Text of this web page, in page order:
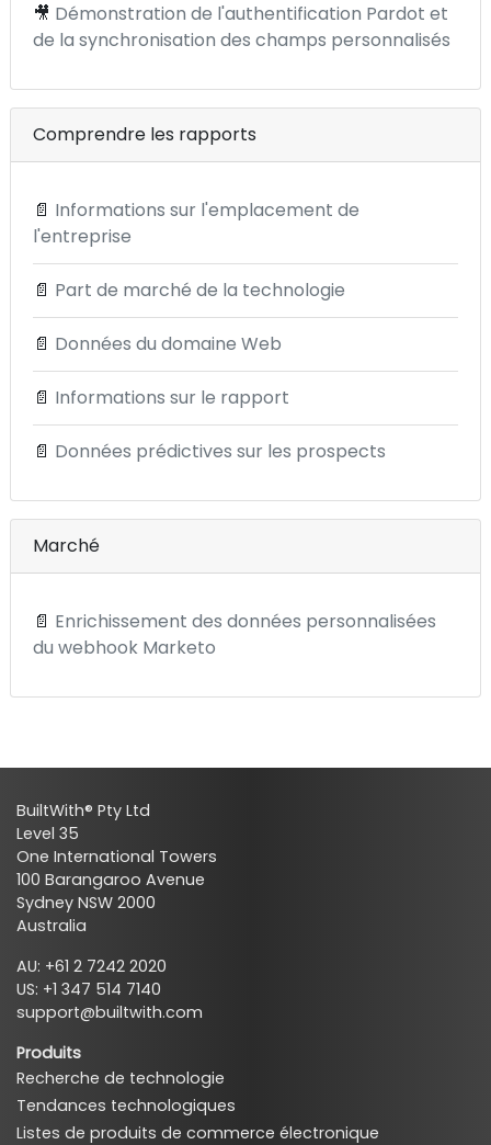
🎥 Démonstration de l'authentification Pardot et
de la synchronisation des champs personnalisés
Comprendre les rapports
📄 Informations sur l'emplacement de
l'entreprise
📄 Part de marché de la technologie
📄 Données du domaine Web
📄 Informations sur le rapport
📄 Données prédictives sur les prospects
Marché
📄 Enrichissement des données personnalisées
du webhook Marketo
BuiltWith® Pty Ltd
Level 35
One International Towers
100 Barangaroo Avenue
Sydney NSW 2000
Australia
AU: +61 2 7242 2020
US: +1 347 514 7140
support@builtwith.com
Produits
Recherche de technologie
Tendances technologiques
Listes de produits de commerce électronique